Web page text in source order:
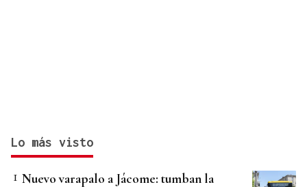
Lo más visto
Nuevo varapalo a Jácome: tumban la